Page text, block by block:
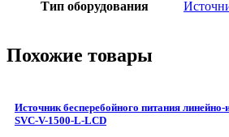
Тип оборудования
Похожие товары
Источник бесперебойного питания
SVC-V-1500-L-LCD